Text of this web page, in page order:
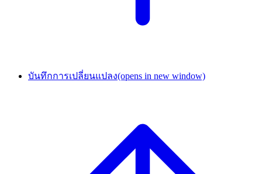
บันทึกการเปลี่ยนแปลง(opens in new window)